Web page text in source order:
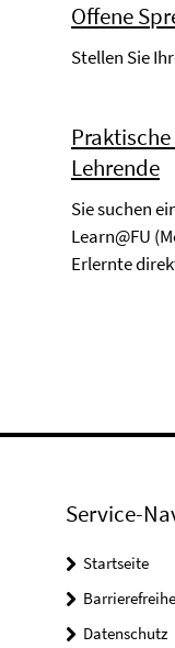
Offene
Stellen Sie
Lehrende
Sie suchen
Learn@FU
Erlernte
Service-
Startseite
Datenschutz